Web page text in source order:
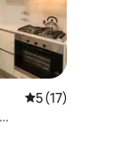
5 ud af 5 i
5 (17)